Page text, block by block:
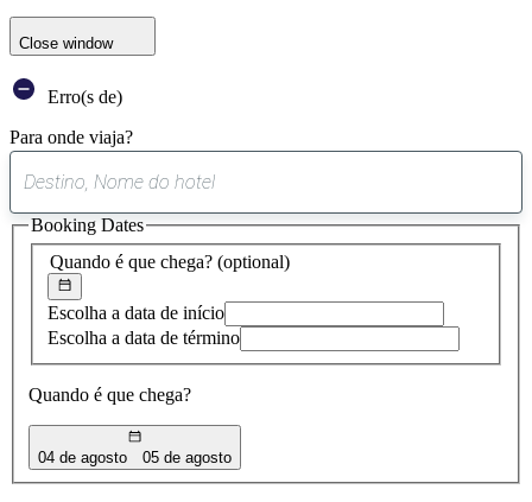
Close window
Erro(s de)
Para onde viaja?
sugestão
encontrada
Quando é que chega? (optional)
Escolha a data de início
Escolha a data de término
Quando é que chega?
04 de agosto 05 de agosto
Booking Dates